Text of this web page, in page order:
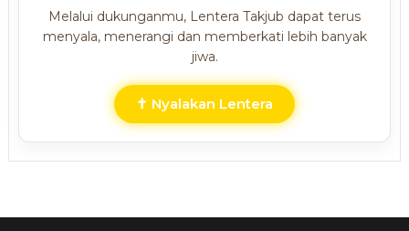
Melalui dukunganmu, Lentera Takjub dapat terus
menyala, menerangi dan memberkati lebih banyak
jiwa.
✝ Nyalakan Lentera